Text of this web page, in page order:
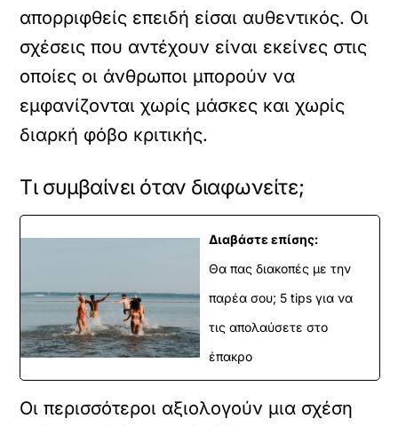
απορριφθείς επειδή είσαι αυθεντικός. Οι
σχέσεις που αντέχουν είναι εκείνες στις
οποίες οι άνθρωποι μπορούν να
εμφανίζονται χωρίς μάσκες και χωρίς
διαρκή φόβο κριτικής.
Τι συμβαίνει όταν διαφωνείτε;
Διαβάστε επίσης:
Θα πας διακοπές με την
παρέα σου; 5 tips για να
τις απολαύσετε στο
έπακρο
Οι περισσότεροι αξιολογούν μια σχέση